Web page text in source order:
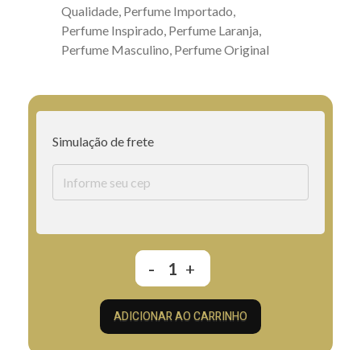
Simulação de frete
ADICIONAR AO CARRINHO
Qualidade Perfume Importado
Perfume Inspirado Perfume Laranja
Perfume Masculino Perfume Original